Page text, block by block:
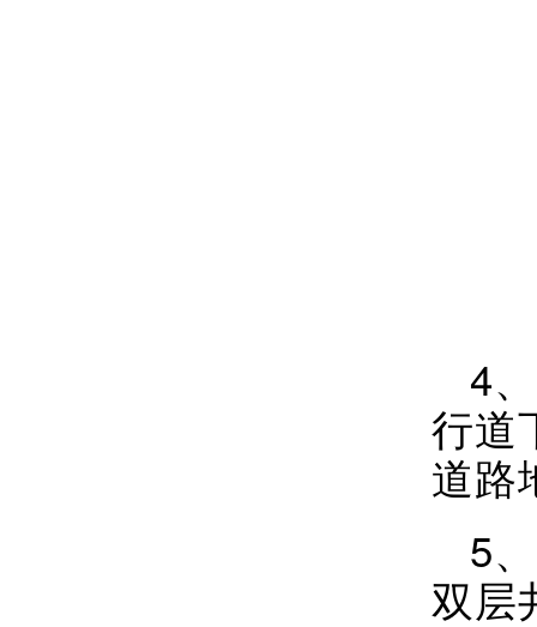
4
行道
道路
5
双层